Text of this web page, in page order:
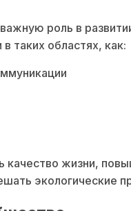
роль в
таких областях, как:
качество жизни,
экологические